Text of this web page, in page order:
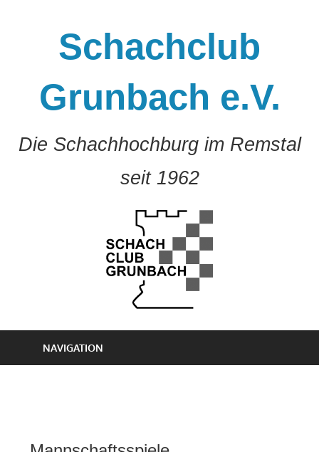
Schachclub
Grunbach e.V.
Die Schachhochburg im Remstal
seit 1962
NAVIGATION